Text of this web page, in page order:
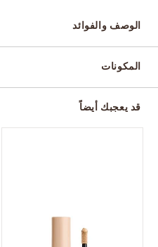
الوصف والفوائد
المكونات
قد يعجبك أيضاً